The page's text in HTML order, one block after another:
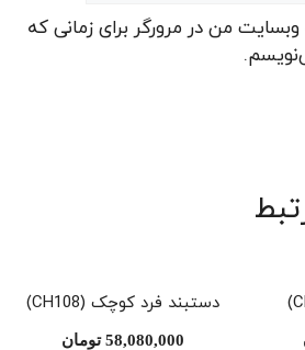
وبسایت من در مرورگر برای زمانی که
دستبند فرد کوچک (CH108)
58,080,000 تومان